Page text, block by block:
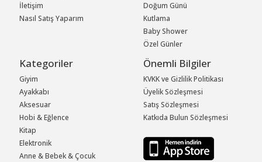
İletişim
Nasıl Satış Yaparım
Doğum Günü
Kutlama
Baby Shower
Özel Günler
Kategoriler
Giyim
Ayakkabı
Aksesuar
Hobi & Eğlence
Kitap
Elektronik
Anne & Bebek & Çocuk
Önemli Bilgiler
KVKK ve Gizlilik Politikası
Üyelik Sözleşmesi
Satış Sözleşmesi
Katkıda Bulun Sözleşmesi